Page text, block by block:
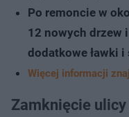
Po remoncie w
12 nowych drzew
dodatkowe ławki
Więcej informacji
Zamknięcie